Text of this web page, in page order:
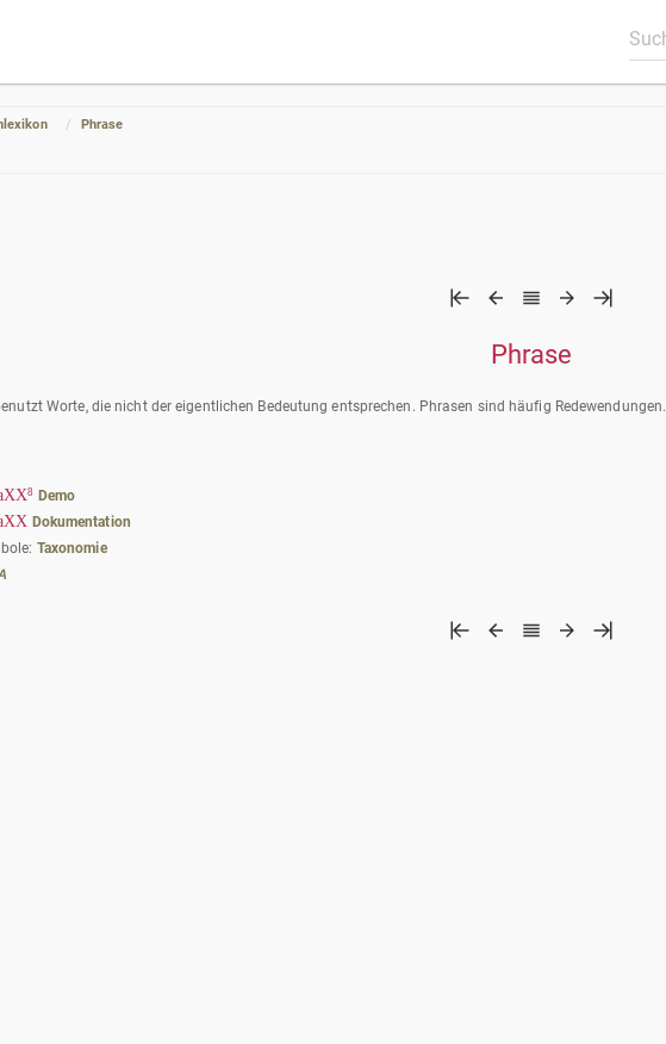
Phrase
Phrase
Worte, die nicht der eigentlichen Bedeutung entsprechen. Phrasen sind häufig Redewendungen.
8 Demo
Dokumentation
Taxonomie